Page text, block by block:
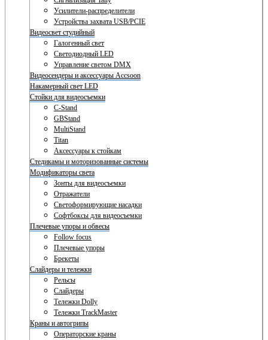
Усилители-распределители
Устройства захвата USB/PCIE
Видеосвет студийный
Галогенный свет
Светодиодный LED
Управление светом DMX
Видеосендеры и аксессуары Accsoon
Накамерный свет LED
Стойки для видеосъемки
C-Stand
GBStand
MultiStand
Titan
Аксессуары к стойкам
Стедикамы и моторизованные системы
Модификаторы света
Зонты для видеосъемки
Отражатели
Светоформирующие насадки
Софтбоксы для видеосъемки
Плечевые упоры и обвесы
Follow focus
Плечевые упоры
Брекеты
Слайдеры и тележки
Рельсы
Слайдеры
Тележки Dolly
Тележки TrackMaster
Краны и автогрипы
Операторские краны